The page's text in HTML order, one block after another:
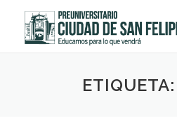
contenido
ETIQUETA: